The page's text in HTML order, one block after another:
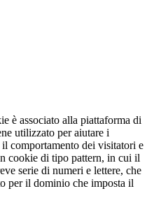
è associato alla piattaforma di
utilizzato per aiutare i
comportamento dei visitatori e
cookie di tipo pattern, in cui il
serie di numeri e lettere, che
per il dominio che imposta il